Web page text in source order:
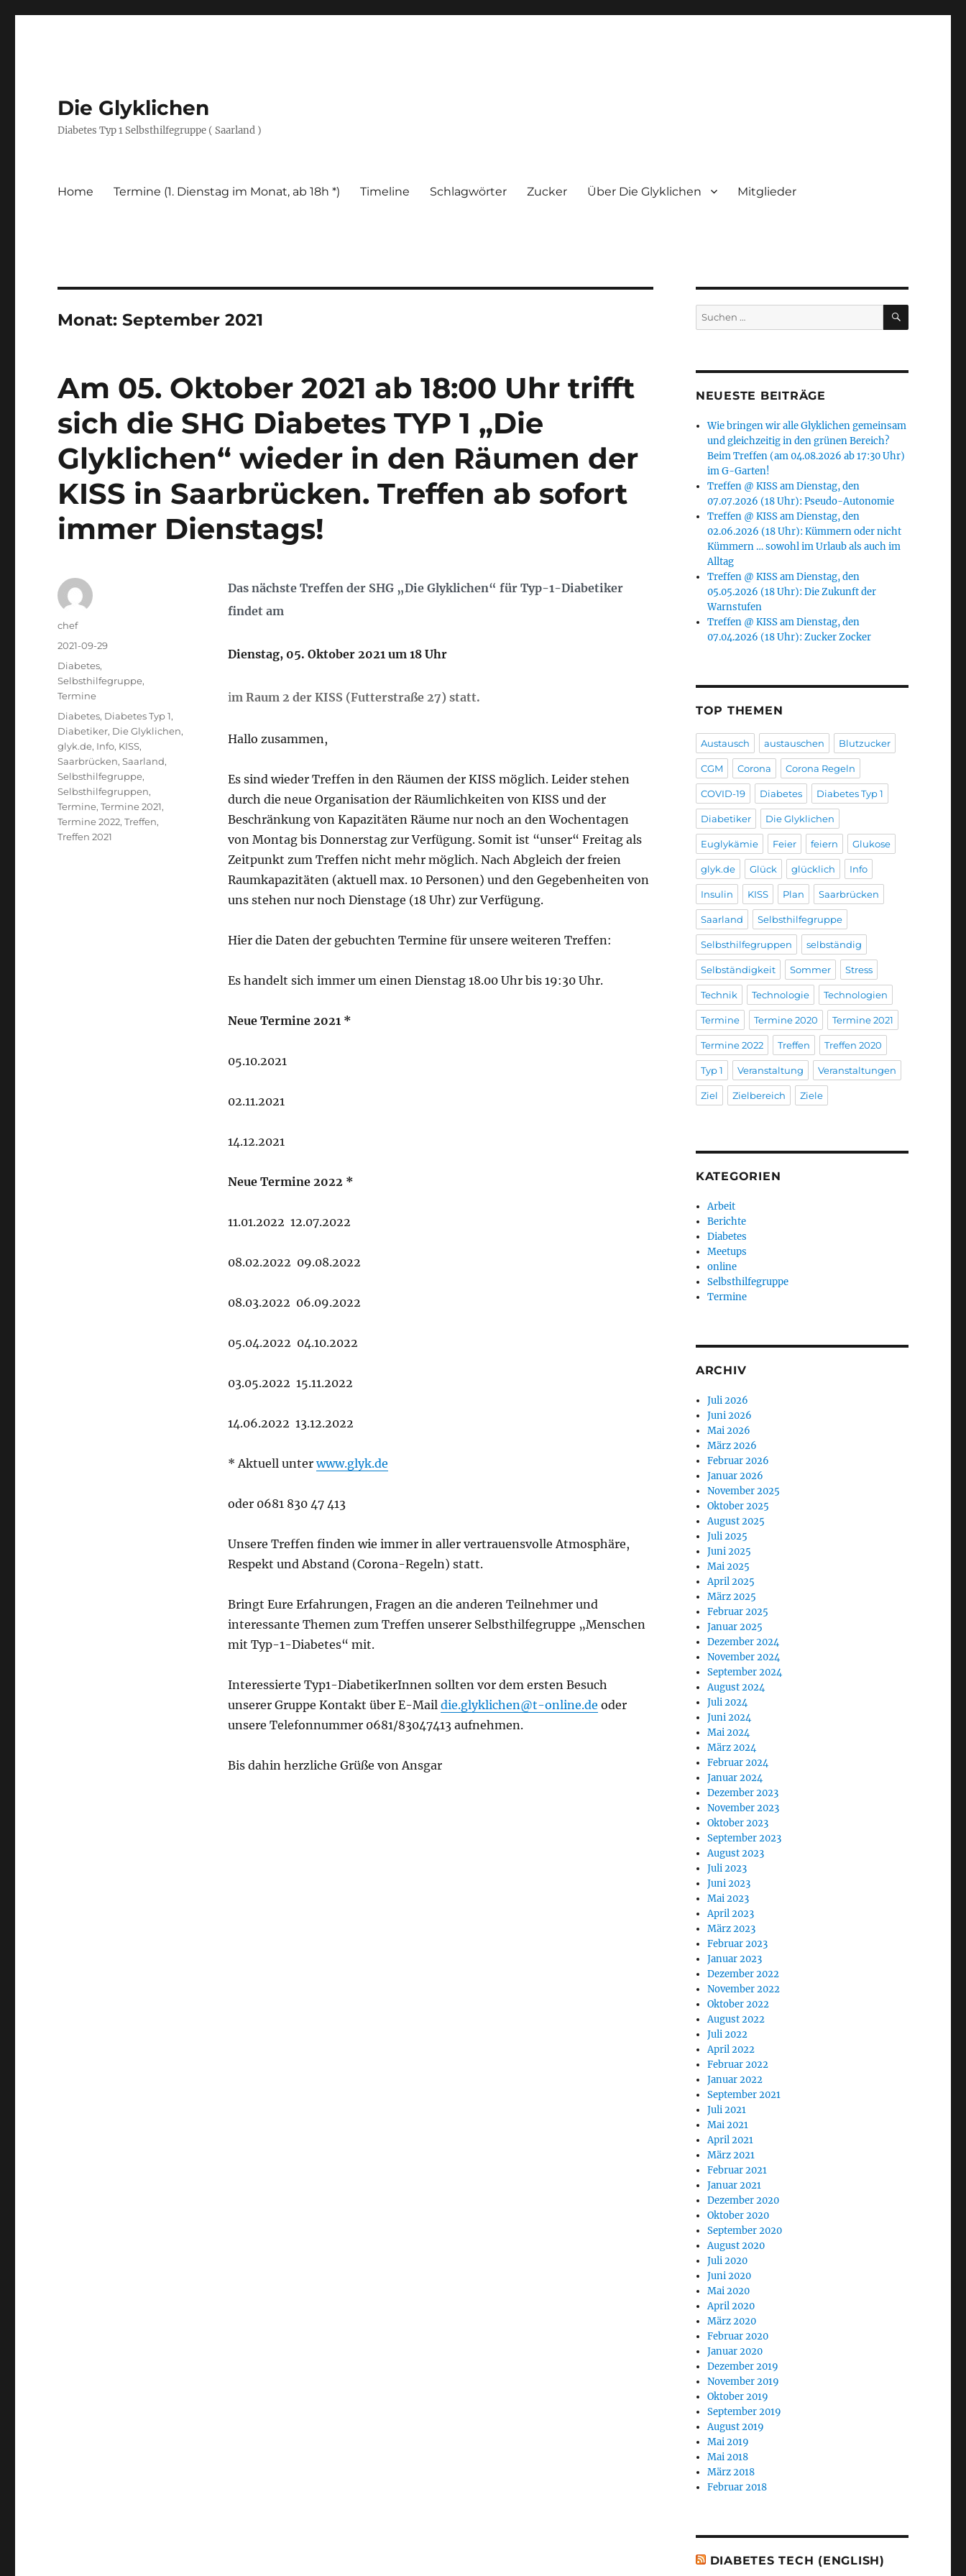
Die Glyklichen
Diabetes Typ 1 Selbsthilfegruppe ( Saarland )
Home Termine (1. Dienstag im Monat, ab 18h *) Timeline Schlagwörter Zucker Über Die Glyklichen Mitglieder
Monat:September 2021
Am 05. Oktober 2021 ab 18:00 Uhr trifft
sich die SHG Diabetes TYP 1 „Die
Glyklichen“ wieder in den Räumen der
KISS in Saarbrücken. Treffen ab sofort
immer Dienstags!
Das nächste Treffen der SHG „Die Glyklichen“ für Typ-1-Diabetiker
findet am
Dienstag, 05. Oktober 2021 um 18 Uhr
im Raum 2 der KISS (Futterstraße 27) statt.
Hallo zusammen,
Es sind wieder Treffen in den Räumen der KISS möglich. Leider stehen
durch die neue Organisation der Räumlichkeiten von KISS und der
Beschränkung von Kapazitäten Räume nur noch an den Wochentagen
von Montag bis Donnerstag zur Verfügung. Somit ist “unser“ Freitag als
Zeitpunkt zum Treffen nicht mehr möglich. Nach Abgleich der freien
Raumkapazitäten (aktuell max. 10 Personen) und den Gegebenheiten von
uns stehen nur noch Dienstage (18 Uhr) zur Verfügung.
Hier die Daten der gebuchten Termine für unsere weiteren Treffen:
Es handelt sich immer um einen Dienstag 18.00 Uhr bis 19:30 Uhr.
Neue Termine 2021 *
05.10.2021
02.11.2021
14.12.2021
Neue Termine 2022 *
11.01.2022 12.07.2022
08.02.2022 09.08.2022
08.03.2022 06.09.2022
05.04.2022 04.10.2022
03.05.2022 15.11.2022
14.06.2022 13.12.2022
* Aktuell unterwww.glyk.de
oder 0681 830 47 413
Unsere Treffen finden wie immer in aller vertrauensvolle Atmosphäre,
Respekt und Abstand (Corona-Regeln) statt.
Bringt Eure Erfahrungen, Fragen an die anderen Teilnehmer und
interessante Themen zum Treffen unserer Selbsthilfegruppe „Menschen
mit Typ-1-Diabetes“ mit.
Interessierte Typ1-DiabetikerInnen sollten vor dem ersten Besuch
unserer Gruppe Kontakt über E-Mail die.glyklichen@t-online.de oder
unsere Telefonnummer 0681/83047413 aufnehmen.
Bis dahin herzliche Grüße von Ansgar
Autor
chef
Veröffentlicht
am
2021-09-29
Kategorien
Diabetes,
Selbsthilfegruppe,
Termine
Schlagwörter
Diabetes, Diabetes Typ 1,
Diabetiker, Die Glyklichen,
glyk.de, Info, KISS,
Saarbrücken,Saarland,
Selbsthilfegruppe,
Selbsthilfegruppen,
Termine,Termine 2021,
Termine 2022,Treffen,
Treffen 2021
Suchen
nach:
SUCHEN
NEUESTE BEITRÄGE
Wie bringen wir alle Glyklichen gemeinsam
und gleichzeitig in den grünen Bereich?
Beim Treffen (am 04.08.2026 ab 17:30 Uhr)
im G-Garten!
Treffen @ KISS am Dienstag, den
07.07.2026 (18 Uhr): Pseudo-Autonomie
Treffen @ KISS am Dienstag, den
02.06.2026 (18 Uhr): Kümmern oder nicht
Kümmern … sowohl im Urlaub als auch im
Alltag
Treffen @ KISS am Dienstag, den
05.05.2026 (18 Uhr): Die Zukunft der
Warnstufen
Treffen @ KISS am Dienstag, den
07.04.2026 (18 Uhr): Zucker Zocker
TOP THEMEN
Austausch austauschen Blutzucker
CGM Corona Corona Regeln
COVID-19 Diabetes Diabetes Typ 1
Diabetiker Die Glyklichen
Euglykämie Feier feiern Glukose
glyk.de Glück glücklich Info
Insulin KISS Plan Saarbrücken
Saarland Selbsthilfegruppe
Selbsthilfegruppen selbständig
Selbständigkeit Sommer Stress
Technik Technologie Technologien
Termine Termine 2020 Termine 2021
Termine 2022 Treffen Treffen 2020
Typ 1 Veranstaltung Veranstaltungen
Ziel Zielbereich Ziele
KATEGORIEN
Arbeit
Berichte
Diabetes
Meetups
online
Selbsthilfegruppe
Termine
ARCHIV
Juli 2026
Juni 2026
Mai 2026
März 2026
Februar 2026
Januar 2026
November 2025
Oktober 2025
August 2025
Juli 2025
Juni 2025
Mai 2025
April 2025
März 2025
Februar 2025
Januar 2025
Dezember 2024
November 2024
September 2024
August 2024
Juli 2024
Juni 2024
Mai 2024
März 2024
Februar 2024
Januar 2024
Dezember 2023
November 2023
Oktober 2023
September 2023
August 2023
Juli 2023
Juni 2023
Mai 2023
April 2023
März 2023
Februar 2023
Januar 2023
Dezember 2022
November 2022
Oktober 2022
August 2022
Juli 2022
April 2022
Februar 2022
Januar 2022
September 2021
Juli 2021
Mai 2021
April 2021
März 2021
Februar 2021
Januar 2021
Dezember 2020
Oktober 2020
September 2020
August 2020
Juli 2020
Juni 2020
Mai 2020
April 2020
März 2020
Februar 2020
Januar 2020
Dezember 2019
November 2019
Oktober 2019
September 2019
August 2019
Mai 2019
Mai 2018
März 2018
Februar 2018
DIABETES TECH (ENGLISH)